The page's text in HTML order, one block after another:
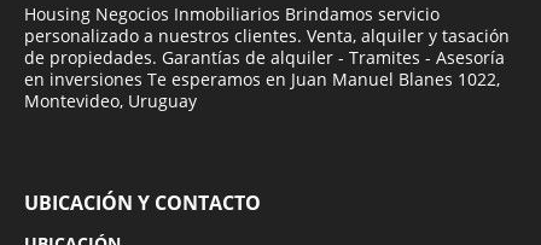
Housing Negocios Inmobiliarios Brindamos servicio
personalizado a nuestros clientes. Venta, alquiler y tasación
de propiedades. Garantías de alquiler - Tramites - Asesoría
en inversiones Te esperamos en Juan Manuel Blanes 1022,
Montevideo, Uruguay
UBICACIÓN Y CONTACTO